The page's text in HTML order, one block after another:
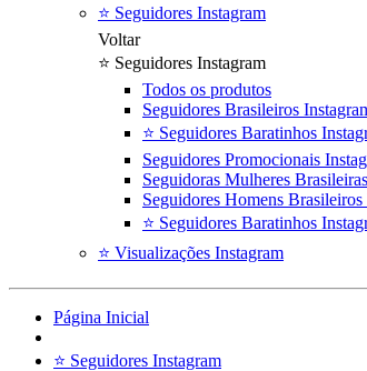
⭐ Seguidores Instagram
Voltar
⭐ Seguidores Instagram
Todos os produtos
Seguidores Brasileiros
⭐ Seguidores Baratinhos
Seguidores Promocionais
Seguidoras Mulheres
Seguidores Homens Brasileiros
⭐ Seguidores Baratinhos
⭐ Visualizações Instagram
Página Inicial
⭐ Seguidores Instagram